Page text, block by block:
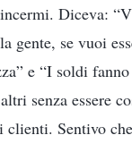
Diceva:
se vuoi
e “I soldi
senza essere
Sentivo